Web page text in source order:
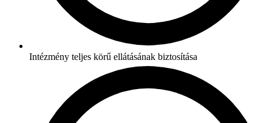
Intézmény teljes körű ellátásának biztosítása